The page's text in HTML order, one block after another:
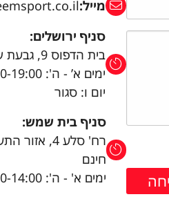
מייל:
סניף ירושלים:
בית הדפוס 9, גבעת שאול, ירושלים - חניה חינם
ימים א’ - ה': 9:00-19:00.
יום ו: סגור
סניף בית שמש:
רח' סלע 4,
חינם
ימים א' - ה': 9:00-14:00